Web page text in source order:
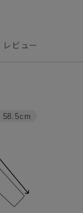
レビュー
58.5cm